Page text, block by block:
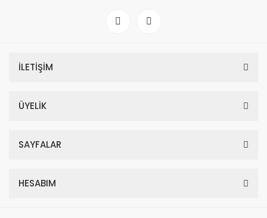
İLETİŞİM
ÜYELİK
SAYFALAR
HESABIM